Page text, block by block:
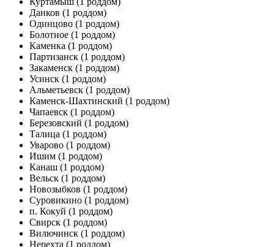
Данков (1 роддом)
Одинцово (1 роддом)
Болотное (1 роддом)
Каменка (1 роддом)
Партизанск (1 роддом)
Закаменск (1 роддом)
Усинск (1 роддом)
Альметьевск (1 роддом)
Каменск-Шахтинский (1 роддом)
Чапаевск (1 роддом)
Березовский (1 роддом)
Талица (1 роддом)
Уварово (1 роддом)
Ишим (1 роддом)
Канаш (1 роддом)
Вельск (1 роддом)
Новозыбков (1 роддом)
Суровикино (1 роддом)
п. Кокуй (1 роддом)
Свирск (1 роддом)
Вилючинск (1 роддом)
Нерехта (1 роддом)